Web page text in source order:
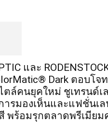
และ
Dark ตอบโจ
ตล์คนยุคใหม่ ชูเทรนด์เ
ารมองเห็นและแฟชั่นเ
พร้อมรุกตลาดพรีเมียม